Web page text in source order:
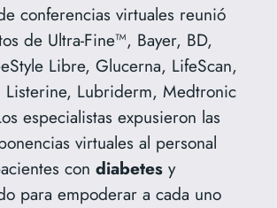
conferencias virtuales reunió
de Ultra-Fine™, Bayer, BD,
Libre, Glucerna, LifeScan,
Listerine, Lubriderm, Medtronic
especialistas expusieron las
virtuales al personal
con diabetesy
para empoderar a cada uno